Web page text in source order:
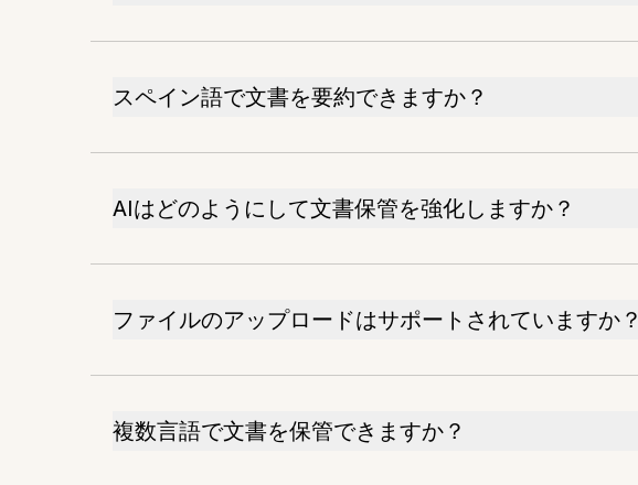
スペイン語で文書を要約できますか？
AIはどのようにして文書保管を強化しますか？
ファイルのアップロードはサポートされていますか？
複数言語で文書を保管できますか？